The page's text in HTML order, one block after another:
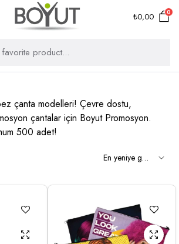
₺0,00 0
çanta modelleri! Çevre dostu,
çantalar için Boyut Promosyon.
500 adet!